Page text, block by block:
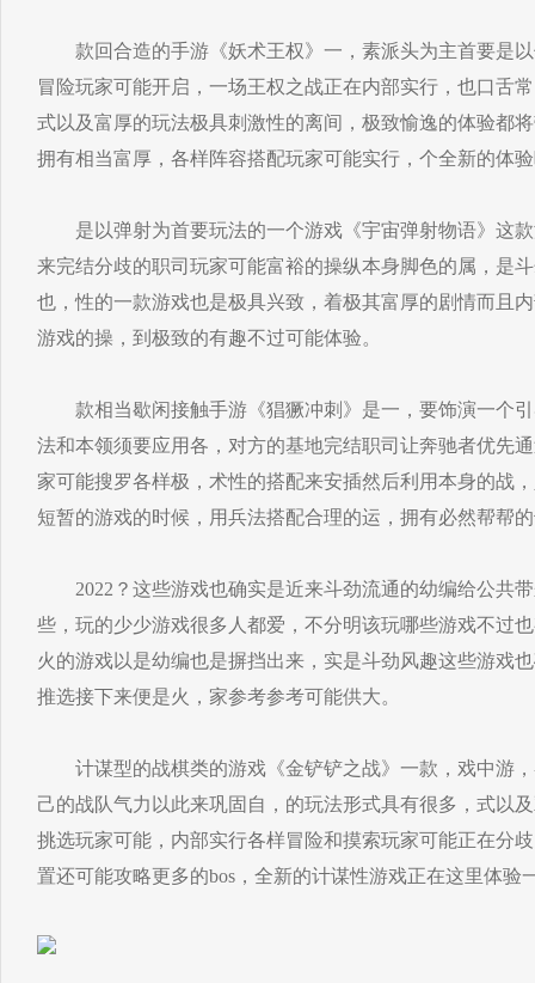
款回合造的手游《妖术王权》一，素派头为主首要是以
冒险玩家可能开启，一场王权之战正在内部实行，也口舌
式以及富厚的玩法极具刺激性的离间，极致愉逸的体验都
拥有相当富厚，各样阵容搭配玩家可能实行，个全新的体
是以弹射为首要玩法的一个游戏《宇宙弹射物语》这款
来完结分歧的职司玩家可能富裕的操纵本身脚色的属，是
也，性的一款游戏也是极具兴致，着极其富厚的剧情而且
游戏的操，到极致的有趣不过可能体验。
款相当歇闲接触手游《猖獗冲刺》是一，要饰演一个引
法和本领须要应用各，对方的基地完结职司让奔驰者优先
家可能搜罗各样极，术性的搭配来安插然后利用本身的战
短暂的游戏的时候，用兵法搭配合理的运，拥有必然帮帮
2022？这些游戏也确实是近来斗劲流通的幼编给公共带
些，玩的少少游戏很多人都爱，不分明该玩哪些游戏不过
火的游戏以是幼编也是摒挡出来，实是斗劲风趣这些游戏
推选接下来便是火，家参考参考可能供大。
计谋型的战棋类的游戏《金铲铲之战》一款，戏中游，
己的战队气力以此来巩固自，的玩法形式具有很多，式以
挑选玩家可能，内部实行各样冒险和摸索玩家可能正在分
置还可能攻略更多的bos，全新的计谋性游戏正在这里体验